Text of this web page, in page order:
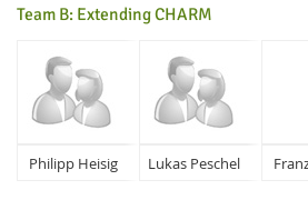
Team B: Extending CHARM
Philipp Heisig Lukas Peschel